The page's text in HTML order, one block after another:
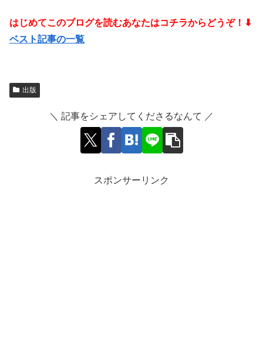
はじめてこのブログを読むあなたはコチラからどうぞ！⬇
ベスト記事の一覧
出版
＼ 記事をシェアしてくださるなんて ／
スポンサーリンク